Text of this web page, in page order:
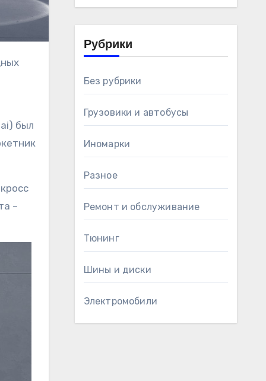
был
–
Рубрики
Без рубрики
Грузовики и автобусы
Иномарки
Разное
Ремонт и обслуживание
Тюнинг
Шины и диски
Электромобили